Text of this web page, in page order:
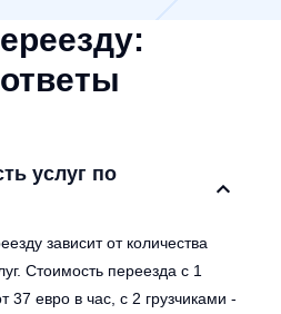
услуг по
зависит от количества
Стоимость переезда с 1
37 евро в час, с 2 грузчиками -